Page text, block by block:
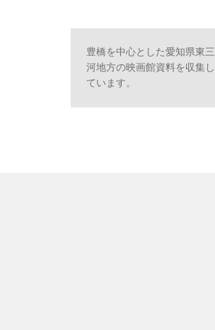
豊橋を中心とした愛知県東三
河地方の映画館資料を収集し
ています。